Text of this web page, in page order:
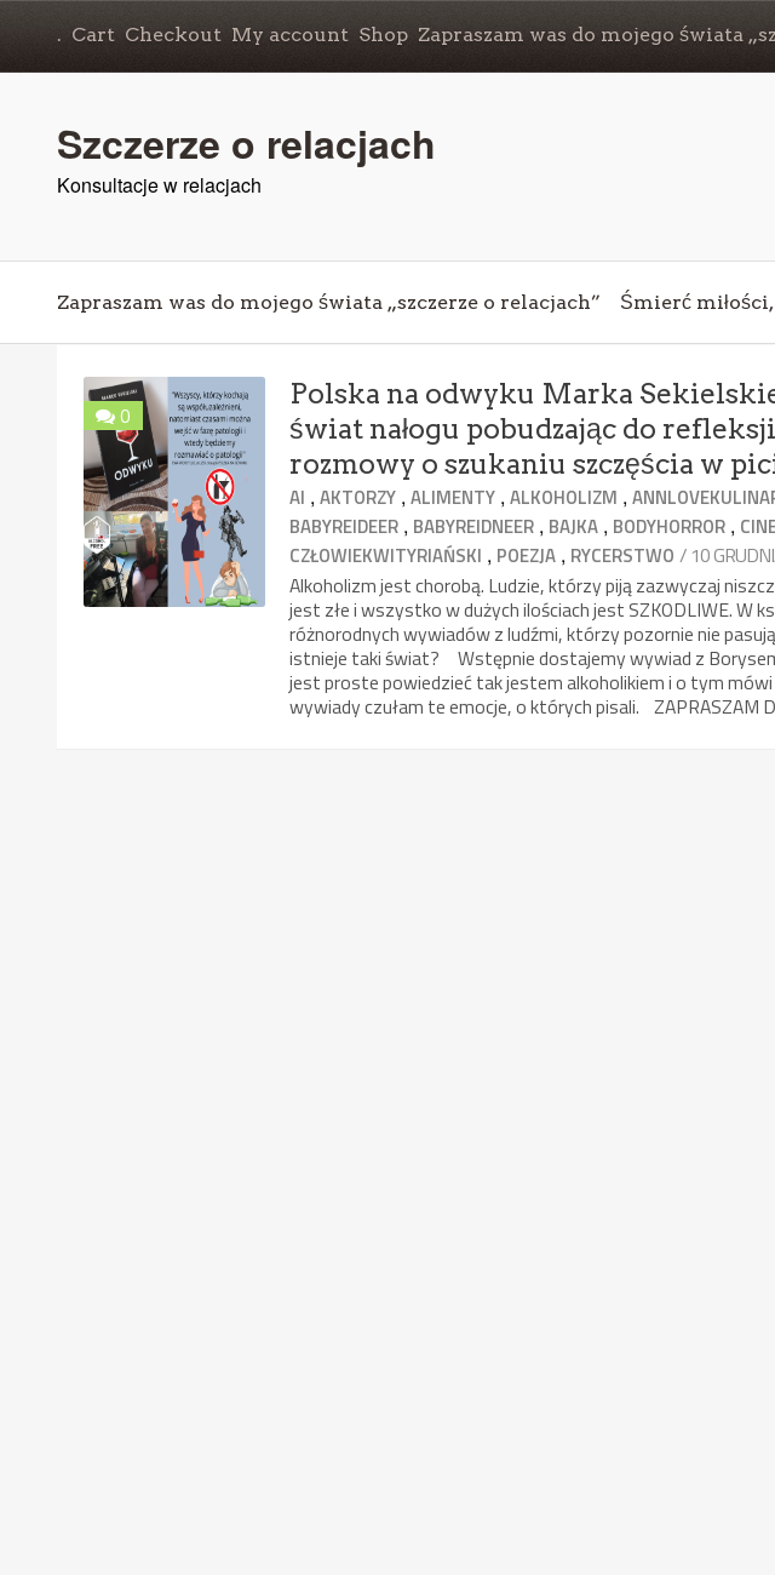
. Cart Checkout My account Shop Zapraszam was do mojego świata
Szczerze o relacjach
Konsultacje w relacjach
Zapraszam was do mojego świata „szczerze o relacjach” Śmierć
0
Polska na odwyku Marka
świat nałogu pobudzając do
rozmowy o szukaniu szczęścia w
AI ,AKTORZY ,ALIMENTY ,ALKOHOLIZM ,
BABYREIDEER , BABYREIDNEER , BAJKA , BODYHORROR ,
CZŁOWIEKWITYRIAŃSKI , POEZJA , RYCERSTWO / 10
Alkoholizm jest chorobą. Ludzie, którzy piją zazwyczaj
jest złe i wszystko w dużych ilościach jest SZKODLIWE. W
różnorodnych wywiadów z ludźmi, którzy pozornie nie
istnieje taki świat? Wstępnie dostajemy wywiad z Borysem
jest proste powiedzieć tak jestem alkoholikiem i o tym
wywiady czułam te emocje, o których pisali. ZAPRASZAM